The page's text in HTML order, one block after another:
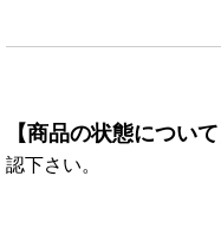
【商品の状態について
認下さい。